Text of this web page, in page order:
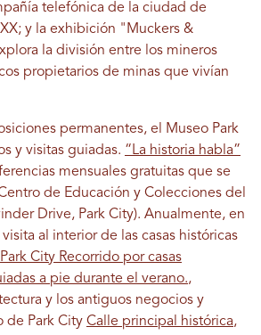
telefónica de la ciudad de
y la exhibición "Muckers &
la división entre los mineros
propietarios de minas que vivían
permanentes, el Museo Park
y visitas guiadas. “La historia habla”
mensuales gratuitas que se
de Educación y Colecciones del
Drive, Park City). Anualmente, en
al interior de las casas históricas
Park City Recorrido por casas
a pie durante el verano.,
y los antiguos negocios y
de Park City Calle principal histórica,